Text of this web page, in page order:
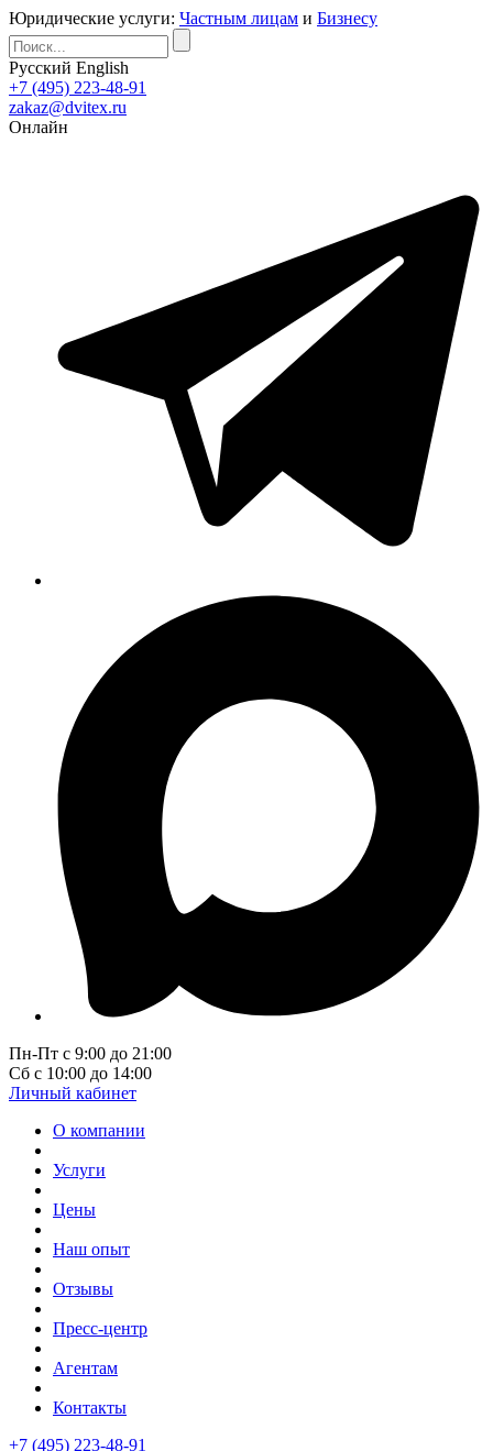
Юридические услуги: Частным лицам и Бизнесу
Русский English
+7 (495) 223-48-91
zakaz@dvitex.ru
Онлайн
Пн-Пт с 9:00 до 21:00
Сб с 10:00 до 14:00
Личный кабинет
О компании
Услуги
Цены
Наш опыт
Отзывы
Пресс-центр
Агентам
Контакты
+7 (495) 223-48-91